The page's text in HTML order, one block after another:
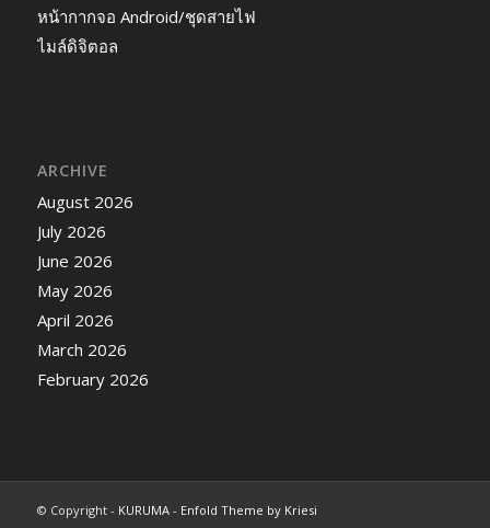
หน้ากากจอ Android/ชุดสายไฟ
ไมล์ดิจิตอล
ARCHIVE
August 2026
July 2026
June 2026
May 2026
April 2026
March 2026
February 2026
© Copyright - KURUMA- Enfold Theme by Kriesi